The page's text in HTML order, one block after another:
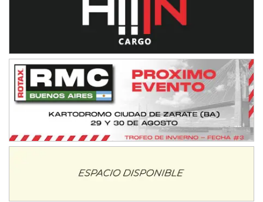
Hugo "Gato" Molini (Tierra)
Ciudad de La Rioja (Asfalto)
La Rioja (La Rioja)
PROKART NEUQUINO - F6
Autódromo de Neuquén (Asfalto)
Centenario (Neuquén)
CENTRO BONAERENSE - F6